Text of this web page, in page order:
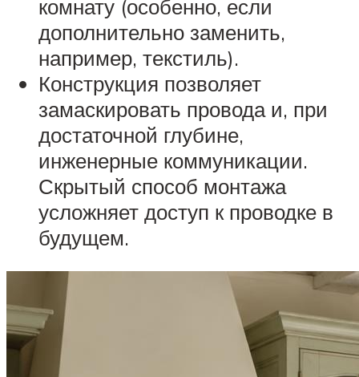
комнату (особенно, если
дополнительно заменить,
например, текстиль).
Конструкция позволяет
замаскировать провода и, при
достаточной глубине,
инженерные коммуникации.
Скрытый способ монтажа
усложняет доступ к проводке в
будущем.